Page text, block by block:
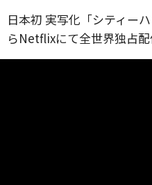
日本初 実写化「シティー
らNetflixにて全世界独占配